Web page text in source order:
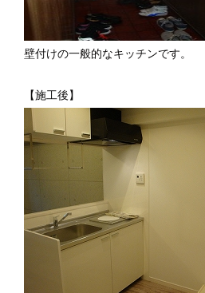
壁付けの一般的なキッチンです。
【施工後】